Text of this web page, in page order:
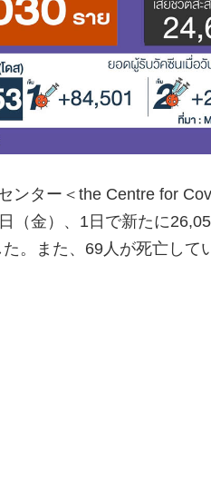
ンター＜the Centre for
（金）、1日で新たに
。また、69人が死亡して